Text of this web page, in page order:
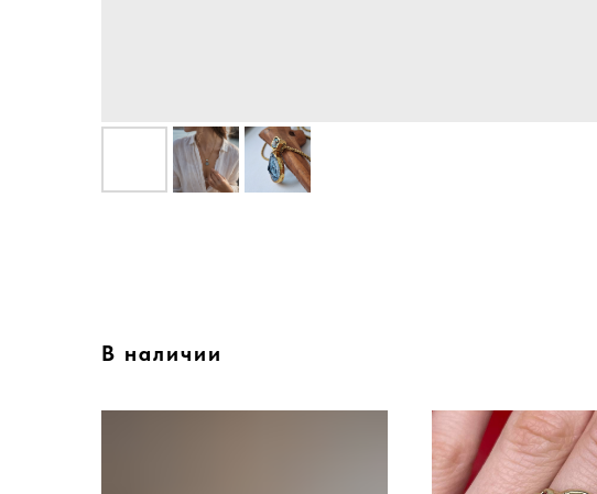
В наличии